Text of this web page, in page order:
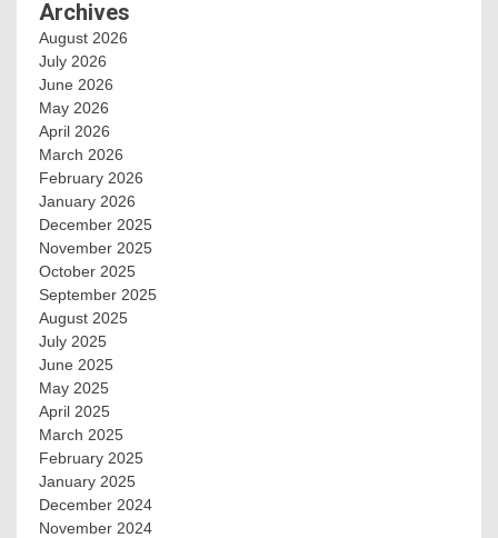
Archives
August 2026
July 2026
June 2026
May 2026
April 2026
March 2026
February 2026
January 2026
December 2025
November 2025
October 2025
September 2025
August 2025
July 2025
June 2025
May 2025
April 2025
March 2025
February 2025
January 2025
December 2024
November 2024